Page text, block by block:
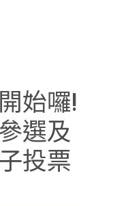
始囉!
選及
投票